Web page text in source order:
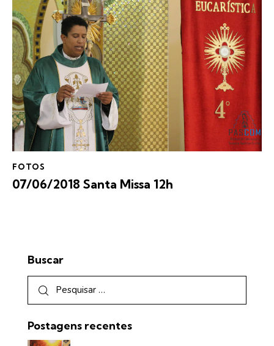
FOTOS
07/06/2018 Santa Missa 12h
Buscar
Postagens recentes